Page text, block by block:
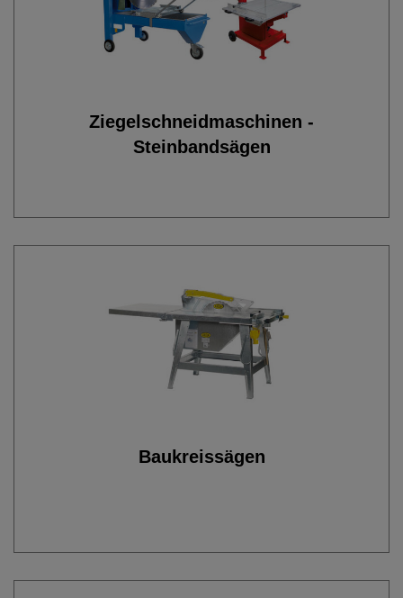
Ziegelschneidmaschinen -
Steinbandsägen
Baukreissägen